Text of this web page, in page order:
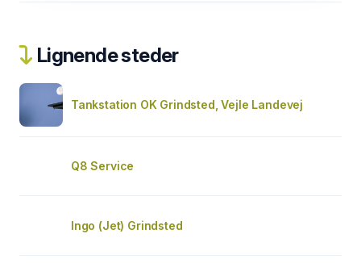
Lignende steder
Tankstation OK Grindsted, Vejle Landevej
Q8 Service
Ingo (Jet) Grindsted